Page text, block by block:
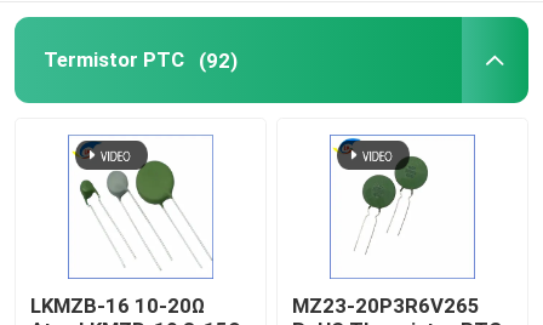
Sekring Pemasangan Permukaan
Fuse pemotongan termal
Fuse Kartrid Miniatur
Termistor PTC (92)
LKMZB-16 10-20Ω
MZ23-20P3R6V265